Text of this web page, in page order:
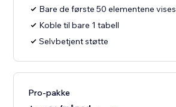
Bare de første 50 elementene vises
Koble til bare 1 tabell
Selvbetjent støtte
Pro-pakke